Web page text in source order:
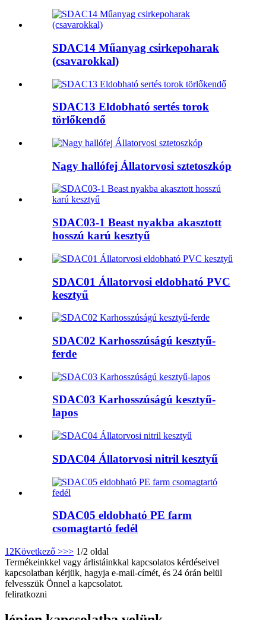
SDAC14 Műanyag csirkepoharak
(csavarokkal)
SDAC13 Eldobható sertés torok
törlőkendő
Nagy hallófej Állatorvosi sztetoszkóp
SDAC03-1 Beast nyakba akasztott
hosszú karú kesztyű
SDAC01 Állatorvosi eldobható PVC
kesztyű
SDAC02 Karhosszúságú kesztyű-
ferde
SDAC03 Karhosszúságú kesztyű-
lapos
SDAC04 Állatorvosi nitril kesztyű
SDAC05 eldobható PE farm
csomagtartó fedél
1 2Következő >>> 1/2 oldal
Termékeinkkel vagy árlistáinkkal kapcsolatos kérdéseivel
kapcsolatban kérjük, hagyja e-mail-címét, és 24 órán belül
felvesszük Önnel a kapcsolatot.
feliratkozni